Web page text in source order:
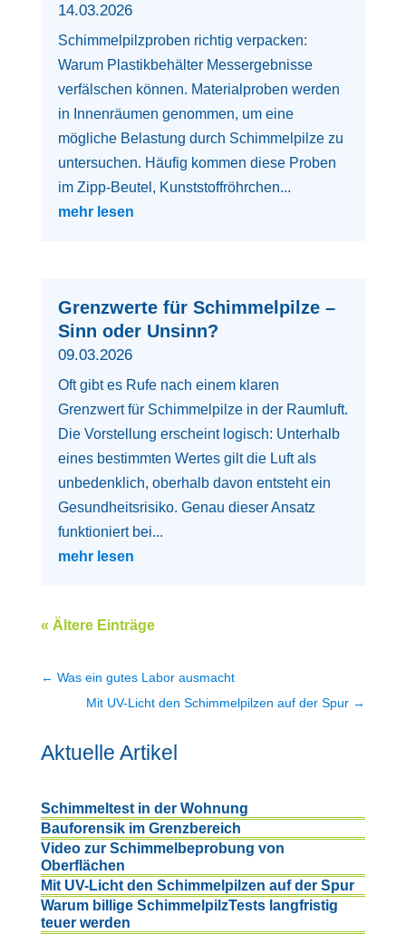
14.03.2026
Schimmelpilzproben richtig verpacken:
Warum Plastikbehälter Messergebnisse
verfälschen können. Materialproben werden
in Innenräumen genommen, um eine
mögliche Belastung durch Schimmelpilze zu
untersuchen. Häufig kommen diese Proben
im Zipp-Beutel, Kunststoffröhrchen...
mehr lesen
Grenzwerte für Schimmelpilze –
Sinn oder Unsinn?
09.03.2026
Oft gibt es Rufe nach einem klaren
Grenzwert für Schimmelpilze in der Raumluft.
Die Vorstellung erscheint logisch: Unterhalb
eines bestimmten Wertes gilt die Luft als
unbedenklich, oberhalb davon entsteht ein
Gesundheitsrisiko. Genau dieser Ansatz
funktioniert bei...
mehr lesen
« Ältere Einträge
← Was ein gutes Labor ausmacht
Mit UV-Licht den Schimmelpilzen auf der Spur →
Aktuelle Artikel
Schimmeltest in der Wohnung
Bauforensik im Grenzbereich
Video zur Schimmelbeprobung von
Oberflächen
Mit UV-Licht den Schimmelpilzen auf der Spur
Warum billige SchimmelpilzTests langfristig
teuer werden